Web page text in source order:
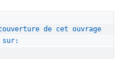
de cet ouvrage